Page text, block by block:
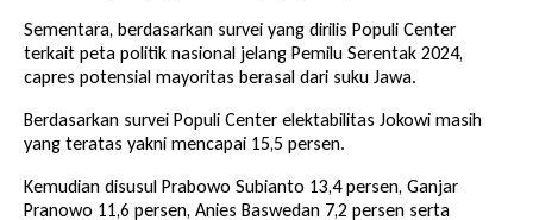
Sementara, berdasarkan survei yang dirilis Populi Center
terkait peta politik nasional jelang Pemilu Serentak 2024,
capres potensial mayoritas berasal dari suku Jawa.
Berdasarkan survei Populi Center elektabilitas Jokowi masih
yang teratas yakni mencapai 15,5 persen.
Kemudian disusul Prabowo Subianto 13,4 persen, Ganjar
Pranowo 11,6 persen, Anies Baswedan 7,2 persen serta